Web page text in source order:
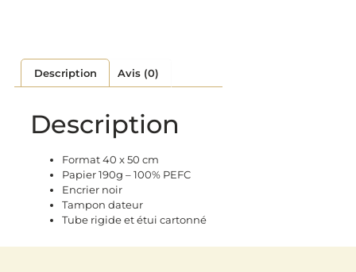
Description Avis (0)
Description
Format 40 x 50 cm
Papier 190g – 100% PEFC
Encrier noir
Tampon dateur
Tube rigide et étui cartonné